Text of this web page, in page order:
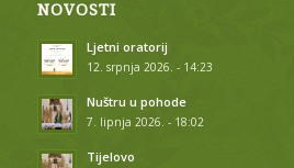
NOVOSTI
Ljetni oratorij
12. srpnja 2026. - 14:23
Nuštru u pohode
7. lipnja 2026. - 18:02
Tijelovo